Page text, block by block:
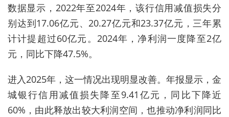
数据显示，2022年至2024年，该行信用减值损失分
别达到17.06亿元、20.27亿元和23.37亿元，三年累
计计提超过60亿元。2024年，净利润一度降至2亿
元，同比下降47.5%。
进入2025年，这一情况出现明显改善。年报显示，金
城银行信用减值损失降至9.41亿元，同比下降近
60%，由此释放出较大利润空间，也推动净利润同比